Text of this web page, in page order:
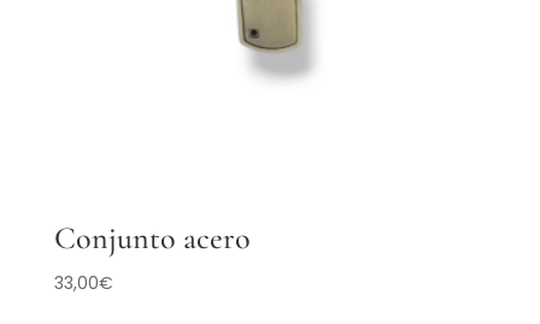
Conjunto acero
33,00€